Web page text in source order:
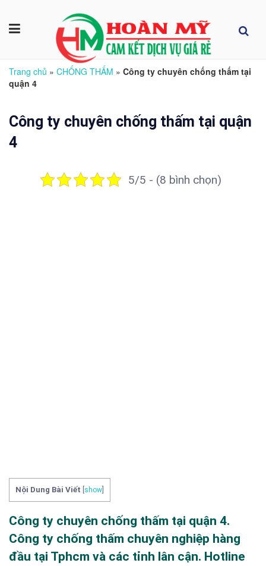
Trang chủ » CHỐNG THẤM » Công ty chuyên chống thấm tại
quận 4
Công ty chuyên chống thấm tại quận
4
5/5 - (8 bình chọn)
Nội Dung Bài Viết show
Công ty chuyên chống thấm tại quận 4.
Công ty chống thấm chuyên nghiệp hàng
đầu tại Tphcm và các tỉnh lân cận. Hotline